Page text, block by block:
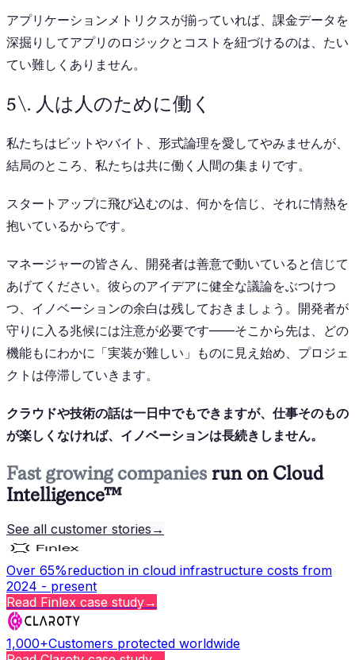
アプリケーションメトリクスが揃っていれば、課金データを
深掘りしてアプリのロジックとコストを紐づけるのは、たい
てい難しくありません。
5\. 人は人のために働く
私たちはビットやバイト、形式論理を愛してやみませんが、
結局のところ、私たちは共に働く人間の集まりです。
スタートアップに飛び込むのは、何かを信じ、それに情熱を
抱いているからです。
マネージャーの皆さん、開発者は善意で動いていると信じて
あげてください。彼らのアイデアに健全な議論をぶつけつ
つ、イノベーションの余白は残しておきましょう。開発者が
守りに入る兆候には注意が必要です——そこから先は、どの
機能もにわかに「実装が難しい」ものに見え始め、プロジェ
クトは停滞していきます。
クラウドや技術の話は一日中でもできますが、仕事そのもの
が楽しくなければ、イノベーションは長続きしません。
Fast growing companies run on Cloud
Intelligence™
See all customer stories →
Over 65%reduction in cloud infrastructure costs from
2024 - present
Read Finlex case study→
1,000+Customers protected worldwide